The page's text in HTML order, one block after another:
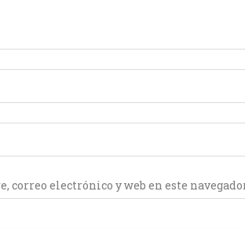
correo electrónico y web en este